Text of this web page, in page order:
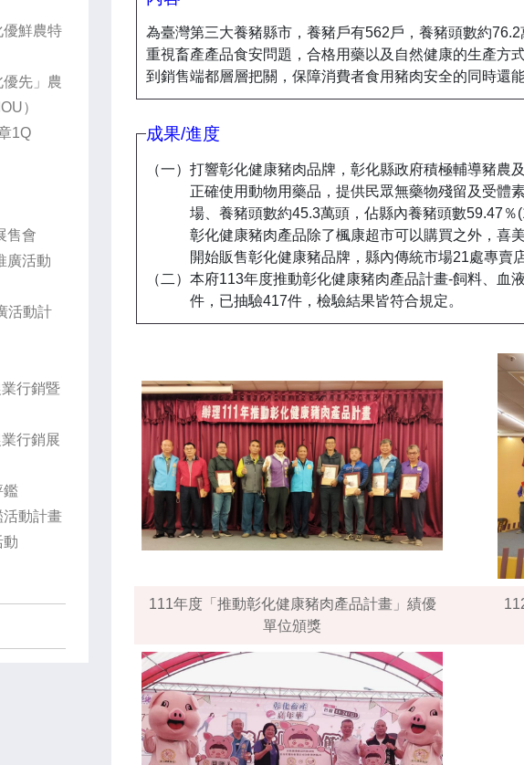
優鮮農特
先」農
）
1Q
售會
廣活動
活動計
行銷暨
行銷展
鑑
活動計畫
動
為臺灣第三大養豬縣市，養豬戶有562戶，養豬頭數約
重視畜產產品食安問題，合格用藥以及自然健康的生產方
到銷售端都層層把關，保障消費者食用豬肉安全的同時還
成果/進度
（一）打響彰化健康豬肉品牌，彰化縣政府積極輔導豬農
正確使用動物用藥品，提供民眾無藥物殘留及受體
場、養豬頭數約45.3萬頭，佔縣內養豬頭數59.47％
彰化健康豬肉產品除了楓康超市可以購買之外，喜
開始販售彰化健康豬品牌，縣內傳統市場21處專賣
（二）本府113年度推動彰化健康豬肉產品計畫-飼料、血
件，已抽驗417件，檢驗結果皆符合規定。
111年度「推動彰化健康豬肉產品計畫」績優
單位頒獎